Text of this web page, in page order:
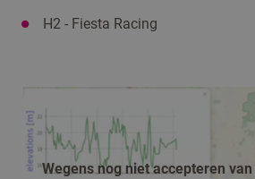
H2 - Fiesta Racing
Wegens nog niet accepteren